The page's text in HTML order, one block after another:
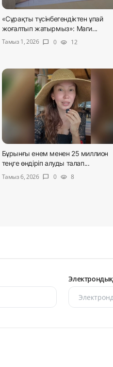
«Сұрақты түсінбегендіктен ұпай
жоғалтып жатырмыз»: Маги...
Тамыз 1, 2026
chat_bubble 0 visibility 12
Бұрынғы енем менен 25 миллион
теңге өндіріп алуды талап...
Тамыз 6, 2026 chat_bubble 0 visibility 8